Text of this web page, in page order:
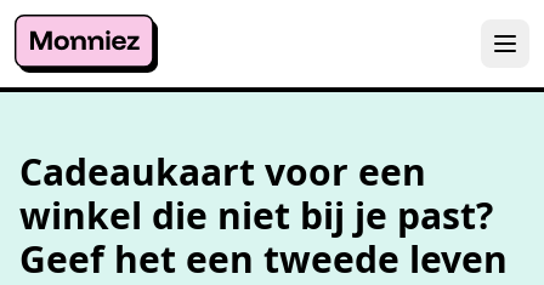
Cadeaukaart voor een
winkel die niet bij je past?
Geef het een tweede leven